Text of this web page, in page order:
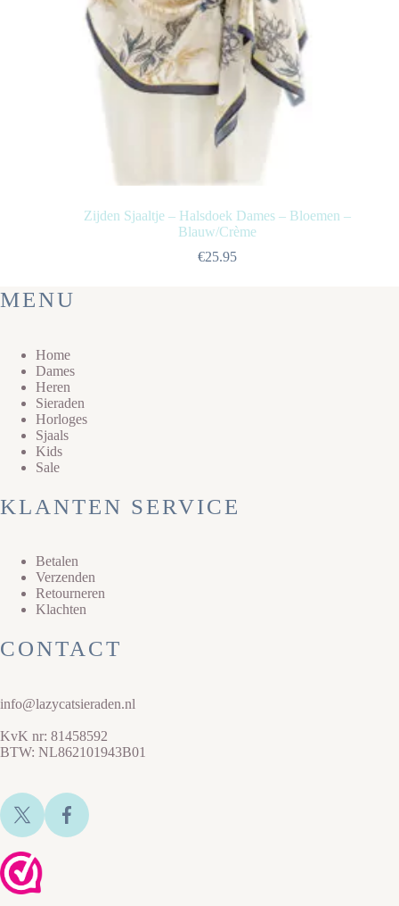
Zijden Sjaaltje – Halsdoek Dames – Bloemen –
Blauw/Crème
€25.95
MENU
Home
Dames
Heren
Sieraden
Horloges
Sjaals
Kids
Sale
KLANTEN SERVICE
Betalen
Verzenden
Retourneren
Klachten
CONTACT
info@lazycatsieraden.nl
KvK nr: 81458592
BTW: NL862101943B01